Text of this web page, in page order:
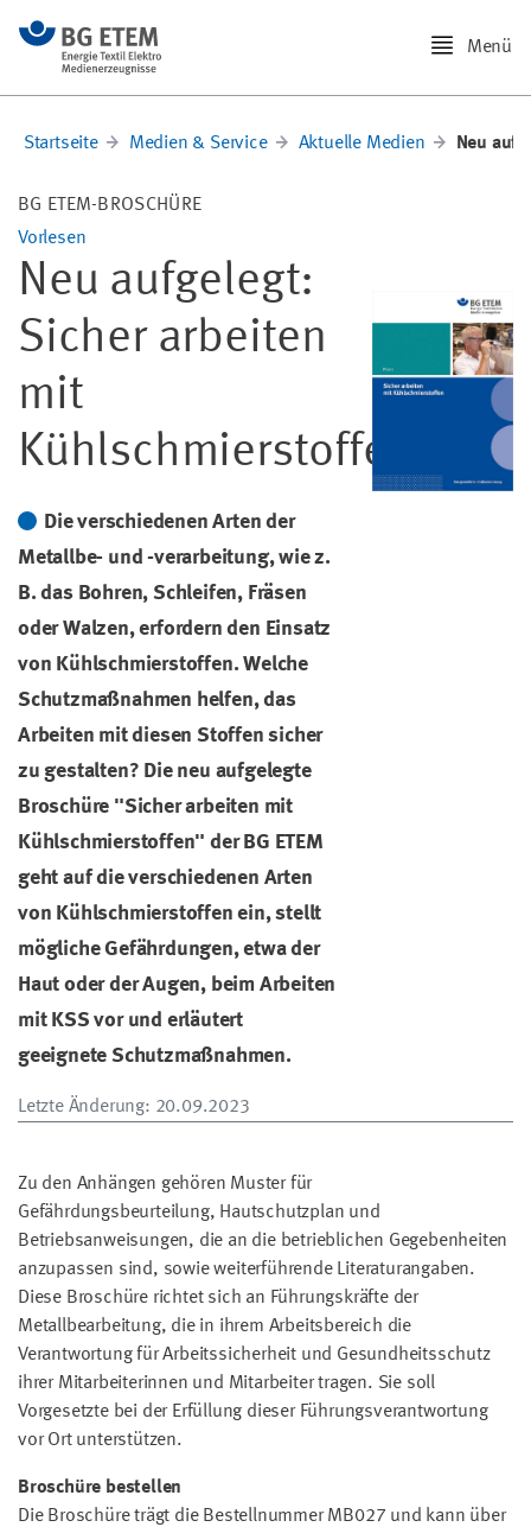
Menü
Startseite Medien & Service Aktuelle Medien Neu
BG ETEM-BROSCHÜRE
Vorlesen
Neu aufgelegt:
Sicher arbeiten
mit
Kühlschmierstoffen
Die verschiedenen Arten der
Metallbe- und -verarbeitung, wie z.
B. das Bohren, Schleifen, Fräsen
oder Walzen, erfordern den Einsatz
von Kühlschmierstoffen. Welche
Schutzmaßnahmen helfen, das
Arbeiten mit diesen Stoffen sicher
zu gestalten? Die neu aufgelegte
Broschüre "Sicher arbeiten mit
Kühlschmierstoffen" der BG ETEM
geht auf die verschiedenen Arten
von Kühlschmierstoffen ein, stellt
mögliche Gefährdungen, etwa der
Haut oder der Augen, beim Arbeiten
mit KSS vor und erläutert
geeignete Schutzmaßnahmen.
Letzte Änderung: 20.09.2023
Zu den Anhängen gehören Muster für
Gefährdungsbeurteilung, Hautschutzplan und
Betriebsanweisungen, die an die betrieblichen Gegebenheiten
anzupassen sind, sowie weiterführende Literaturangaben.
Diese Broschüre richtet sich an Führungskräfte der
Metallbearbeitung, die in ihrem Arbeitsbereich die
Verantwortung für Arbeitssicherheit und Gesundheitsschutz
ihrer Mitarbeiterinnen und Mitarbeiter tragen. Sie soll
Vorgesetzte bei der Erfüllung dieser Führungsverantwortung
vor Ort unterstützen.
Broschüre bestellen
Die Broschüre trägt die Bestellnummer MB027 und kann über